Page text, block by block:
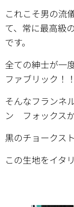
これこそ男の流
て、常に最高級
です。
全ての紳士が一
ファブリック！！
そんなフランネ
ン フォックス
黒のチョークス
この生地をイタ